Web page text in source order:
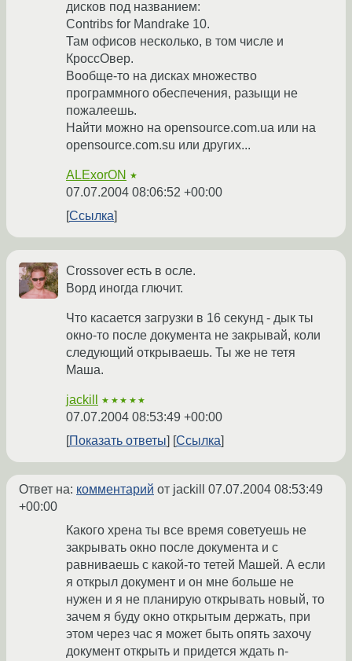
дисков под названием:
Сontribs for Mandrake 10.
Там офисов несколько, в том числе и
КроссОвер.
Вообще-то на дисках множество
программного обеспечения, разыщи не
пожалеешь.
Найти можно на opensource.com.ua или на
opensource.com.su или других...
ALExorON ★
07.07.2004 08:06:52 +00:00
Ссылка
Crossover есть в осле.
Ворд иногда глючит.
Что касается загрузки в 16 секунд - дык ты
окно-то после документа не закрывай, коли
следующий открываешь. Ты же не тетя
Маша.
jackill ★★★★★
07.07.2004 08:53:49 +00:00
Показать ответы
Ссылка
Ответ на: комментарий от jackill 07.07.2004 08:53:49
+00:00
Какого хрена ты все время советуешь не
закрывать окно после документа и с
равниваешь с какой-то тетей Машей. А если
я открыл документ и он мне больше не
нужен и я не планирую открывать новый, то
зачем я буду окно открытым держать, при
этом через час я может быть опять захочу
документ открыть и придется ждать n-